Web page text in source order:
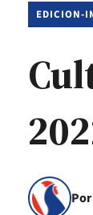
EDICION-